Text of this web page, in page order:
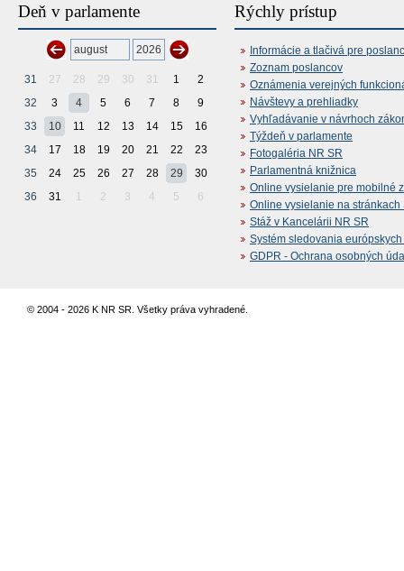
Deň v parlamente
31 27 28 29 30 31 1
2
32
3 4 5 6 7 8
9
33
10 11 12 13 14 15
16
34
17 18 19 20 21 22
23
35
24 25 26 27 28 29
30
36
31 1 2 3 4 5 6
Rýchly prístup
Informácie a tlačivá pre
Zoznam poslancov
Oznámenia verejných
Návštevy a prehliadky
Vyhľadávanie v návrhoch
Týždeň v parlamente
Fotogaléria NR SR
Parlamentná knižnica
Online vysielanie pre mobilné
Online vysielanie na stránkach
Stáž v Kancelárii NR SR
Systém sledovania
GDPR - Ochrana osobných
© 2004 - 2026 K NR SR. Všetky práva vyhradené.